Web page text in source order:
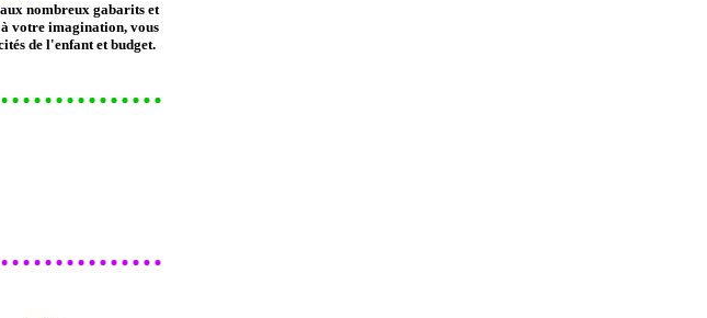
nombreux gabarits et
votre imagination, vous
de l'enfant et budget.